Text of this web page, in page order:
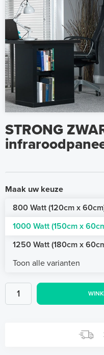
STRONG
Maak uw keuze
800 Watt (120cm x
1000 Watt (150cm x
1250 Watt (180cm x
Toon alle varianten